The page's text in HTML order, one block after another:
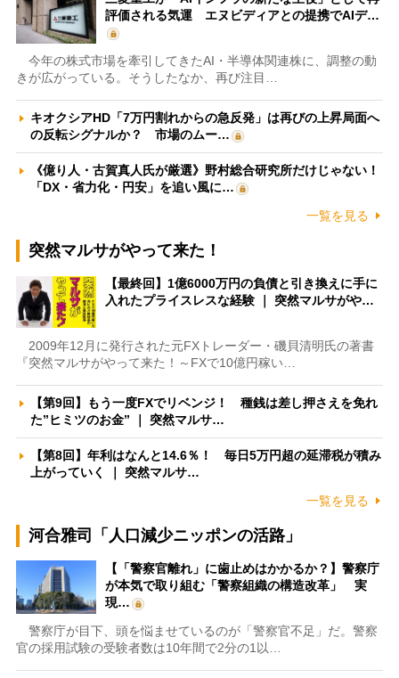
評価される気運 エヌビディアとの提携でAIデ…
今年の株式市場を牽引してきたAI・半導体関連株に、調整の動
きが広がっている。そうしたなか、再び注目…
キオクシアHD「7万円割れからの急反発」は再びの上昇局面へ
の反転シグナルか？ 市場のムー…
《億り人・古賀真人氏が厳選》野村総合研究所だけじゃない！
「DX・省力化・円安」を追い風に…
一覧を見る
突然マルサがやって来た！
【最終回】1億6000万円の負債と引き換えに手に
入れたプライスレスな経験 ｜ 突然マルサがや…
2009年12月に発行された元FXトレーダー・磯貝清明氏の著書
『突然マルサがやって来た！～FXで10億円稼い…
【第9回】もう一度FXでリベンジ！ 種銭は差し押さえを免れ
た”ヒミツのお金” ｜ 突然マルサ…
【第8回】年利はなんと14.6％！ 毎日5万円超の延滞税が積み
上がっていく ｜ 突然マルサ…
一覧を見る
河合雅司「人口減少ニッポンの活路」
【「警察官離れ」に歯止めはかかるか？】警察庁
が本気で取り組む「警察組織の構造改革」 実
現…
警察庁が目下、頭を悩ませているのが「警察官不足」だ。警察
官の採用試験の受験者数は10年間で2分の1以…